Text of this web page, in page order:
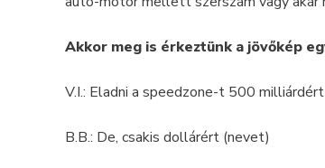
Akkor meg is érkeztünk a jövőkép
V.I.: Eladni a speedzone-t 500
B.B.: De, csakis dollárért (nevet)